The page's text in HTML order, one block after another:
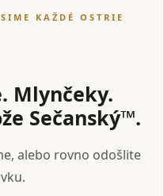
KAŽDÉ OSTRIE
Mlynčeky.
Sečanský™.
alebo rovno odošlite